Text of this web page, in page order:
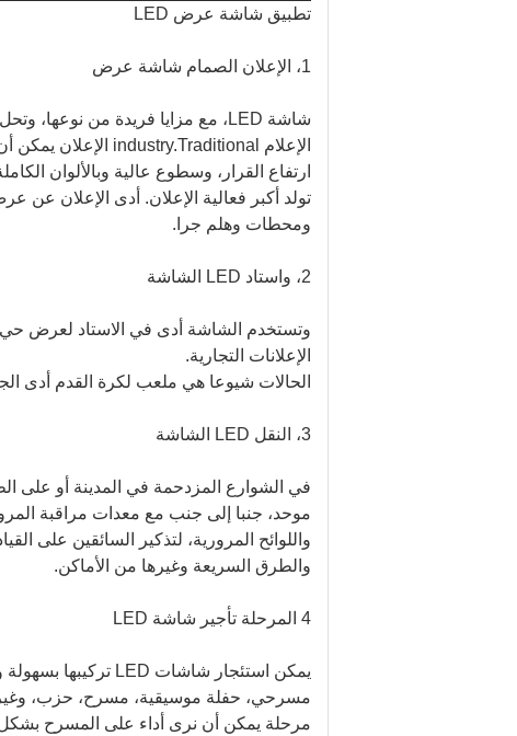
تطبيق شاشة عرض LED
1، الإعلان الصمام شاشة عرض
شاشة LED، مع مزايا فريدة من نوعها، وتحل محلها تدريجيا لوحات التقليدية، وصناديق الضوء، الخ.
ارتفاع القرار، وسطوع عالية وبالألوان
تولد أكبر فعالية الإعلان. أدى الإعلان عن
ومحطات وهلم جرا.
2، واستاد LED الشاشة
وتستخدم الشاشة أدى في الاستاد لعرض
الإعلانات التجارية.
الحالات شيوعا هي ملعب لكرة القدم أدى
3، النقل LED الشاشة
موحد، جنبا إلى جنب مع معدات مراقبة
واللوائح المرورية، لتذكير السائقين على
والطرق السريعة وغيرها من الأماكن.
4 المرحلة تأجير شاشة LED
مسرحي، حفلة موسيقية، مسرح، حزب،
مرحلة يمكن أن نرى أداء على المسرح بشكل